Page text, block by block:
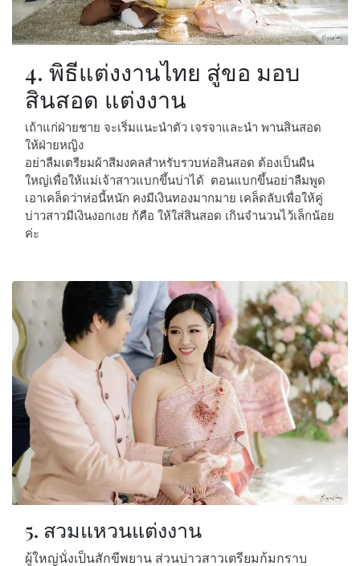
4. พิธีแต่งงานไทย สู่ขอ มอบ
สินสอด แต่งงาน
เถ้าแก่ฝ่ายชาย จะเริ่มแนะนำตัว เจรจาและนำ พานสินสอด
ให้ฝ่ายหญิง
อย่าลืมเตรียมผ้าสีมงคลสำหรับรวบห่อสินสอด ต้องเป็นผืน
ใหญ่เพื่อให้แม่เจ้าสาวแบกขึ้นบ่าได้ ตอนแบกขึ้นอย่าลืมพูด
เอาเคล็ดว่าห่อนี้หนัก คงมีเงินทองมากมาย เคล็ดลับเพื่อให้คู่
บ่าวสาวมีเงินงอกเงย ก้คือ ให้ใส่สินสอด เกินจำนวนไว้เล็กน้อย
ค่ะ
5. สวมแหวนแต่งงาน
ผู้ใหญ่นั่งเป็นสักขีพยาน ส่วนบ่าวสาวเตรียมก้มกราบ